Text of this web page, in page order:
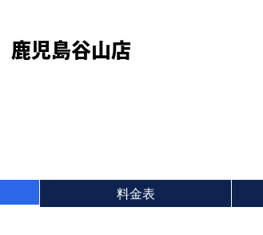
鹿児島谷山店
料金表